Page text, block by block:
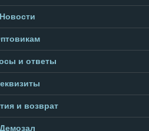
Новости
и ответы
и возврат
Демозал